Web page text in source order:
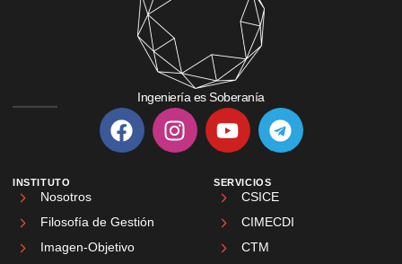
Ingeniería es Soberanía
INSTITUTO
Nosotros
Filosofía de Gestión
Imagen-Objetivo
SERVICIOS
CSICE
CIMECDI
CTM